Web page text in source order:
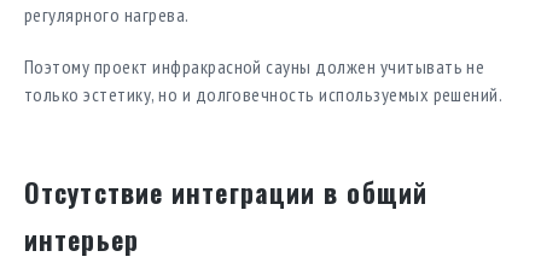
регулярного нагрева.
Поэтому проект инфракрасной сауны должен учитывать не
только эстетику, но и долговечность используемых решений.
Отсутствие интеграции в общий
интерьер